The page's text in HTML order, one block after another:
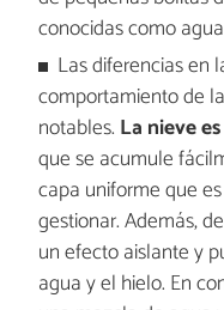
conocidas como
Las diferencias en
comportamiento de
notables. La nieve
que se acumule
capa uniforme que
gestionar. Además,
un efecto aislante y
agua y el hielo. En